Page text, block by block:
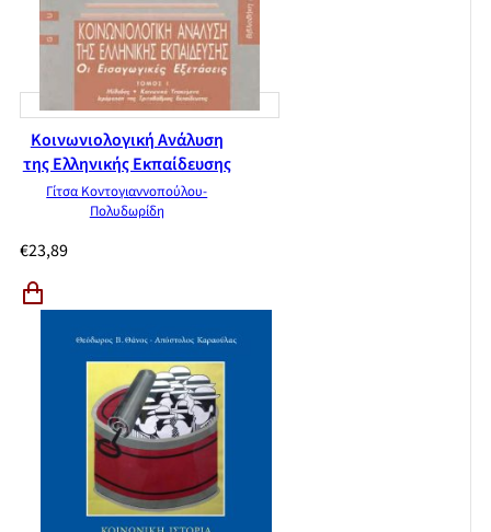
Κοινωνιολογική Ανάλυση
της Ελληνικής Εκπαίδευσης
Γίτσα Κοντογιαννοπούλου-
Πολυδωρίδη
€23,89